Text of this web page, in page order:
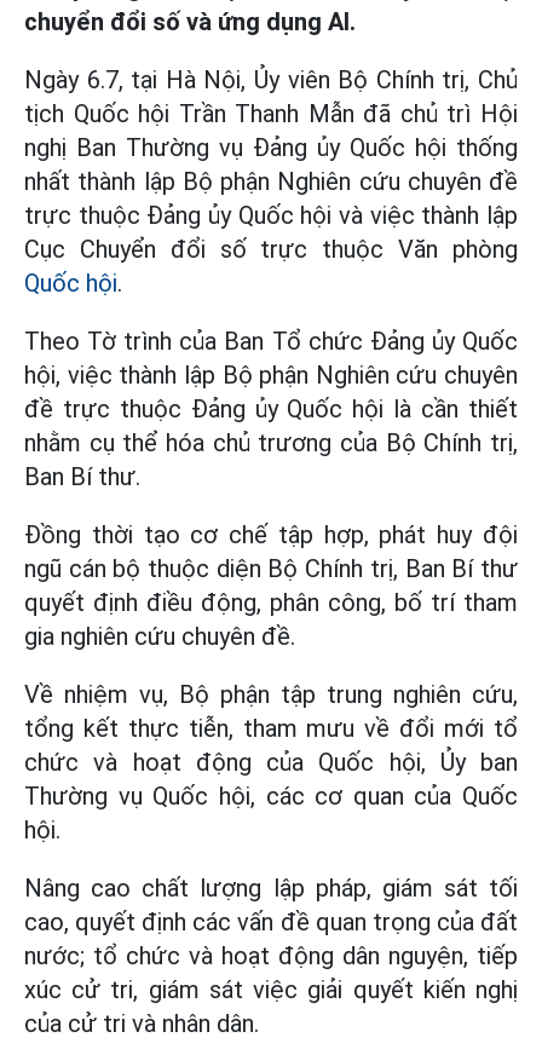
chuyển đổi số và ứng dụng AI.
Ngày 6.7, tại Hà Nội, Ủy viên Bộ Chính trị, Chủ
tịch Quốc hội Trần Thanh Mẫn đã chủ trì Hội
nghị Ban Thường vụ Đảng ủy Quốc hội thống
nhất thành lập Bộ phận Nghiên cứu chuyên đề
trực thuộc Đảng ủy Quốc hội và việc thành lập
Cục Chuyển đổi số trực thuộc Văn phòng
Quốc hội.
Theo Tờ trình của Ban Tổ chức Đảng ủy Quốc
hội, việc thành lập Bộ phận Nghiên cứu chuyên
đề trực thuộc Đảng ủy Quốc hội là cần thiết
nhằm cụ thể hóa chủ trương của Bộ Chính trị,
Ban Bí thư.
Đồng thời tạo cơ chế tập hợp, phát huy đội
ngũ cán bộ thuộc diện Bộ Chính trị, Ban Bí thư
quyết định điều động, phân công, bố trí tham
gia nghiên cứu chuyên đề.
Về nhiệm vụ, Bộ phận tập trung nghiên cứu,
tổng kết thực tiễn, tham mưu về đổi mới tổ
chức và hoạt động của Quốc hội, Ủy ban
Thường vụ Quốc hội, các cơ quan của Quốc
hội.
Nâng cao chất lượng lập pháp, giám sát tối
cao, quyết định các vấn đề quan trọng của đất
nước; tổ chức và hoạt động dân nguyện, tiếp
xúc cử tri, giám sát việc giải quyết kiến nghị
của cử tri và nhân dân.